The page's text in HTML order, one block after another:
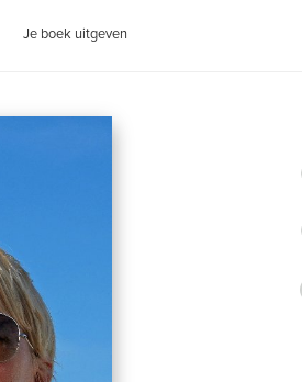
Je boek uitgeven